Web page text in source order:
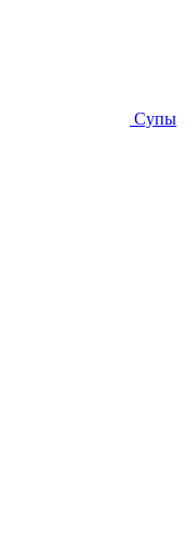
Супы